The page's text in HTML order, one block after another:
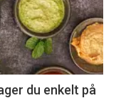
du enkelt på